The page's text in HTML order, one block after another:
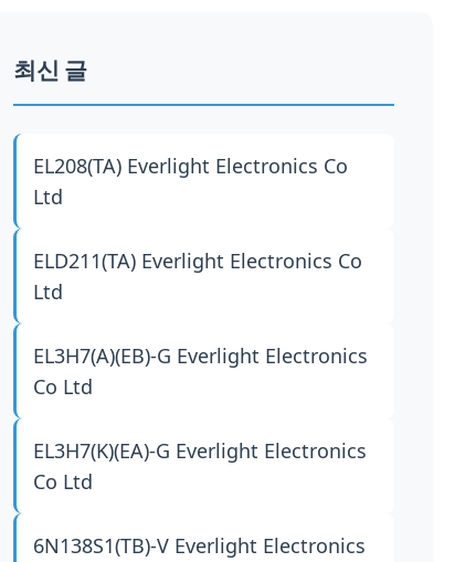
최신 글
EL208(TA) Everlight Electronics Co
Ltd
ELD211(TA) Everlight Electronics Co
Ltd
EL3H7(A)(EB)-G Everlight Electronics
Co Ltd
EL3H7(K)(EA)-G Everlight Electronics
Co Ltd
6N138S1(TB)-V Everlight Electronics